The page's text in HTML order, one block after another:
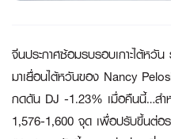
จีนประกาศซ้อมรบรอบเกาะไต้ห
มาเยื่อนไต้หวันของ Nancy
กดดัน DJ -1.23% เมื่อคืนนี้…สำ
1,576-1,600 จุด เพื่อปรับขึ้นต่อ